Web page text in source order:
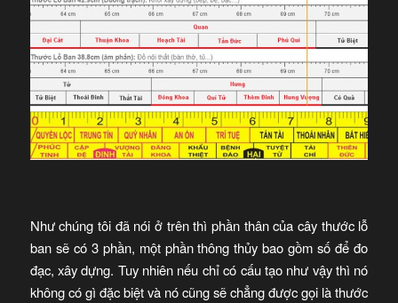
Như chúng tôi đã nói ở trên thì phần thân của cây thước lỗ
ban sẽ có 3 phần, một phần thông thủy bao gồm số để đo
đạc, xây dựng. Tuy nhiên nếu chỉ có cấu tạo như vậy thì nó
không có gì đặc biệt và nó cũng sẽ chẳng được gọi là thước